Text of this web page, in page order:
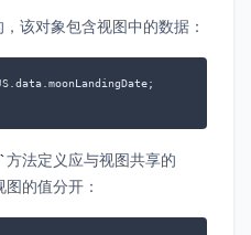
该对象包含视图中的数据：
方法定义应与视图共享的
的值分开：